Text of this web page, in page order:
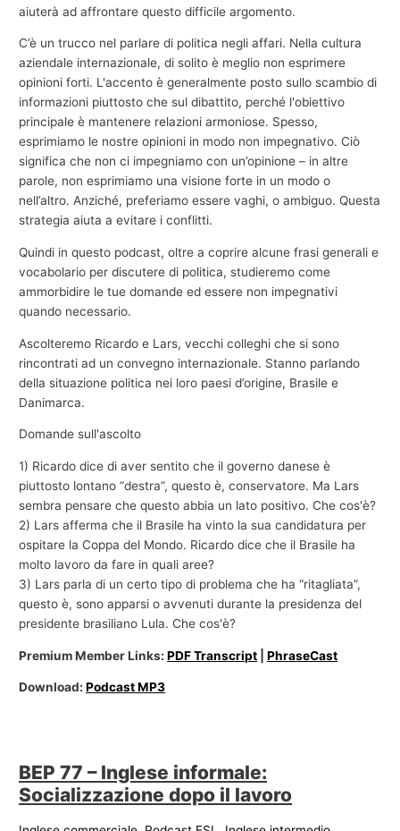
aiuterà ad affrontare questo difficile argomento.
C’è un trucco nel parlare di politica negli affari. Nella cultura
aziendale internazionale, di solito è meglio non esprimere
opinioni forti. L'accento è generalmente posto sullo scambio di
informazioni piuttosto che sul dibattito, perché l'obiettivo
principale è mantenere relazioni armoniose. Spesso,
esprimiamo le nostre opinioni in modo non impegnativo. Ciò
significa che non ci impegniamo con un’opinione – in altre
parole, non esprimiamo una visione forte in un modo o
nell’altro. Anziché, preferiamo essere vaghi, o ambiguo. Questa
strategia aiuta a evitare i conflitti.
Quindi in questo podcast, oltre a coprire alcune frasi generali e
vocabolario per discutere di politica, studieremo come
ammorbidire le tue domande ed essere non impegnativi
quando necessario.
Ascolteremo Ricardo e Lars, vecchi colleghi che si sono
rincontrati ad un convegno internazionale. Stanno parlando
della situazione politica nei loro paesi d’origine, Brasile e
Danimarca.
Domande sull'ascolto
1) Ricardo dice di aver sentito che il governo danese è
piuttosto lontano “destra”, questo è, conservatore. Ma Lars
sembra pensare che questo abbia un lato positivo. Che cos'è?
2) Lars afferma che il Brasile ha vinto la sua candidatura per
ospitare la Coppa del Mondo. Ricardo dice che il Brasile ha
molto lavoro da fare in quali aree?
3) Lars parla di un certo tipo di problema che ha “ritagliata”,
questo è, sono apparsi o avvenuti durante la presidenza del
presidente brasiliano Lula. Che cos'è?
Premium Member Links:PDF Transcript |PhraseCast
Download:Podcast MP3
BEP 77 – Inglese informale:
Socializzazione dopo il lavoro